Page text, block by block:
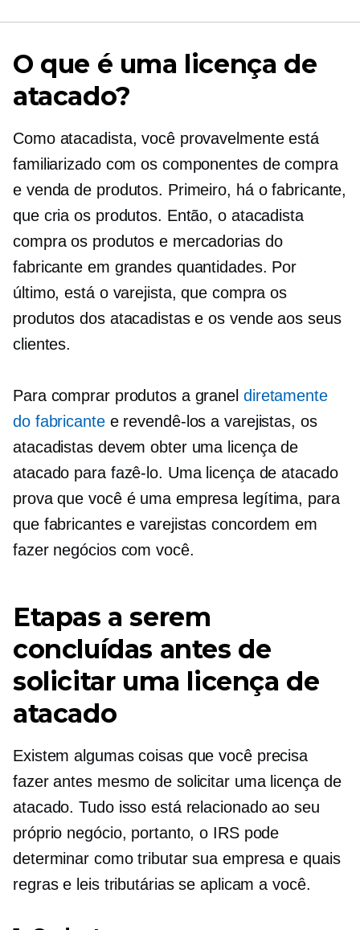
O que é uma licença de
atacado?
Como atacadista, você provavelmente está
familiarizado com os componentes de compra
e venda de produtos. Primeiro, há o fabricante,
que cria os produtos. Então, o atacadista
compra os produtos e mercadorias do
fabricante em grandes quantidades. Por
último, está o varejista, que compra os
produtos dos atacadistas e os vende aos seus
clientes.
Para comprar produtos a granel diretamente
do fabricantee revendê-los a varejistas, os
atacadistas devem obter uma licença de
atacado para fazê-lo. Uma licença de atacado
prova que você é uma empresa legítima, para
que fabricantes e varejistas concordem em
fazer negócios com você.
Etapas a serem
concluídas antes de
solicitar uma licença de
atacado
Existem algumas coisas que você precisa
fazer antes mesmo de solicitar uma licença de
atacado. Tudo isso está relacionado ao seu
próprio negócio, portanto, o IRS pode
determinar como tributar sua empresa e quais
regras e leis tributárias se aplicam a você.